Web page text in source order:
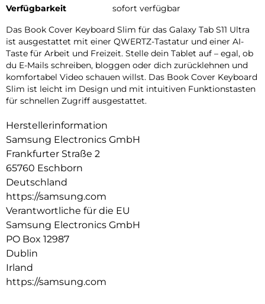
Verfügbarkeit
sofort verfügbar
Das Book Cover Keyboard Slim für das Galaxy Tab S11 Ultra
ist ausgestattet mit einer QWERTZ-Tastatur und einer AI-
Taste für Arbeit und Freizeit. Stelle dein Tablet auf – egal, ob
du E-Mails schreiben, bloggen oder dich zurücklehnen und
komfortabel Video schauen willst. Das Book Cover Keyboard
Slim ist leicht im Design und mit intuitiven Funktionstasten
für schnellen Zugriff ausgestattet.
Herstellerinformation
Samsung Electronics GmbH
Frankfurter Straße 2
65760 Eschborn
Deutschland
https://samsung.com
Verantwortliche für die EU
Samsung Electronics GmbH
PO Box 12987
Dublin
Irland
https://samsung.com